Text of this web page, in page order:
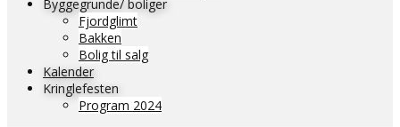
Byggegrunde/ boliger
Fjordglimt
Bakken
Bolig til salg
Kalender
Kringlefesten
Program 2024